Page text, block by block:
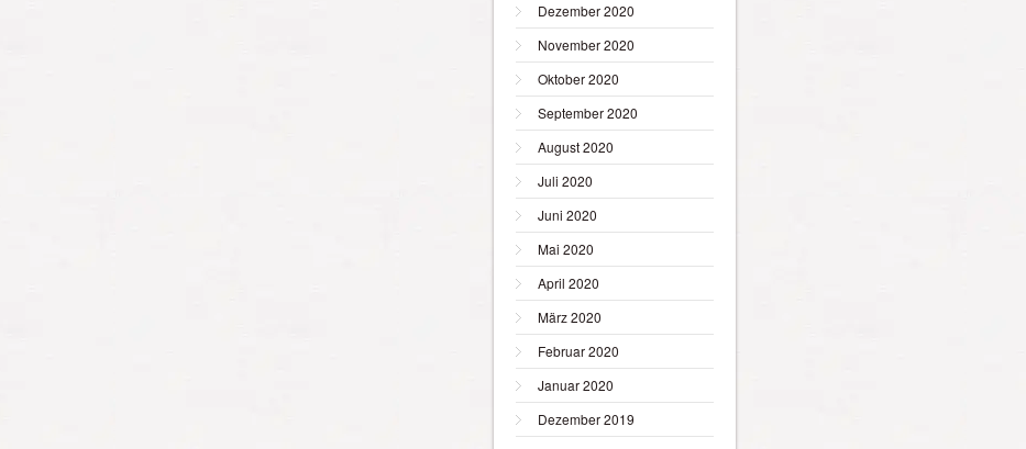
Dezember 2020
November 2020
Oktober 2020
September 2020
August 2020
Juli 2020
Juni 2020
Mai 2020
April 2020
März 2020
Februar 2020
Januar 2020
Dezember 2019